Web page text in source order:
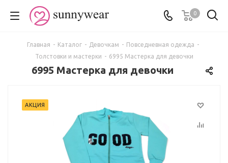
0
Главная - Каталог - Девочкам - Повседневная одежда -
Толстовки и мастерки - 6995 Мастерка для девочки
6995 Мастерка для девочки
АКЦИЯ